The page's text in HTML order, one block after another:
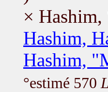
×
Hashim,
Hashim,
°estimé 570